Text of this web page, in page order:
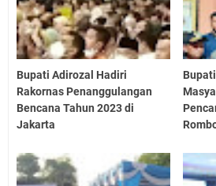
Bupati Adirozal Hadiri
Rakornas Penanggulangan
Bencana Tahun 2023 di
Jakarta